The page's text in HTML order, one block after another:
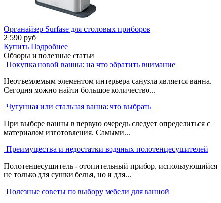
Органайзер Surfase для столовых приборов
2 590 руб
Купить Подробнее
Обзоры и полезные статьи
Покупка новой ванны: на что обратить внимание
Неотъемлемым элементом интерьера санузла является ванна.
Сегодня можно найти большое количество...
Чугунная или стальная ванна: что выбрать
При выборе ванны в первую очередь следует определиться с
материалом изготовления. Самыми...
Преимущества и недостатки водяных полотенцесушителей
Полотенцесушитель - отопительный прибор, использующийся
не только для сушки белья, но и для...
Полезные советы по выбору мебели для ванной